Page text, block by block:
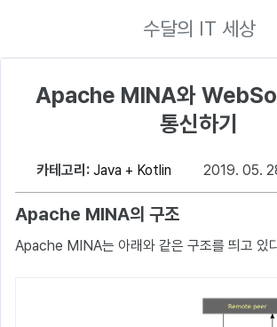
수달의 IT 세상
Apache MINA와
통신하기
카테고리: Java + Kotlin 2019. 05.
Apache MINA의 구조
Apache MINA는 아래와 같은 구조를 띄고 있